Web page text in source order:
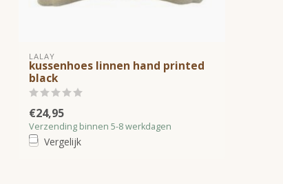
LALAY
kussenhoes linnen hand printed
black
€24,95
Verzending binnen 5-8 werkdagen
Vergelijk